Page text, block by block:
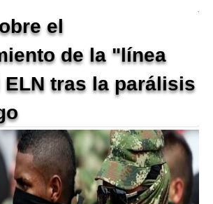
el
de la "línea
tras la parálisis